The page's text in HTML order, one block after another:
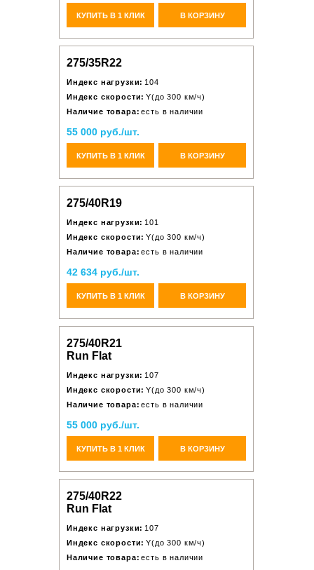
КУПИТЬ В 1 КЛИК В КОРЗИНУ
275/35R22
Индекс нагрузки: 104
Индекс скорости: Y(до 300 км/ч)
Наличие товара: есть в наличии
55 000 руб./шт.
КУПИТЬ В 1 КЛИК В КОРЗИНУ
275/40R19
Индекс нагрузки: 101
Индекс скорости: Y(до 300 км/ч)
Наличие товара: есть в наличии
42 634 руб./шт.
КУПИТЬ В 1 КЛИК В КОРЗИНУ
275/40R21
Run Flat
Индекс нагрузки: 107
Индекс скорости: Y(до 300 км/ч)
Наличие товара: есть в наличии
55 000 руб./шт.
КУПИТЬ В 1 КЛИК В КОРЗИНУ
275/40R22
Run Flat
Индекс нагрузки: 107
Индекс скорости: Y(до 300 км/ч)
Наличие товара: есть в наличии